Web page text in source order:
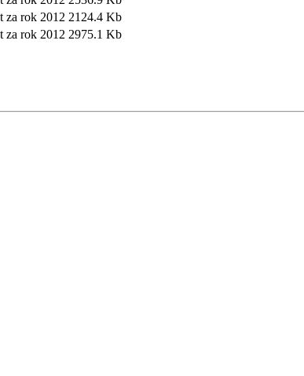
za rok 2012 2124.4 Kb
za rok 2012 2975.1 Kb